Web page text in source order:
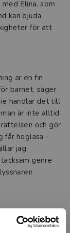
Elina, som
kan bjuda
för att
är en fin
barnet, säger
handlar det till
är inte alltid
och gör
får högläsa -
jag
genre
av sina bästa